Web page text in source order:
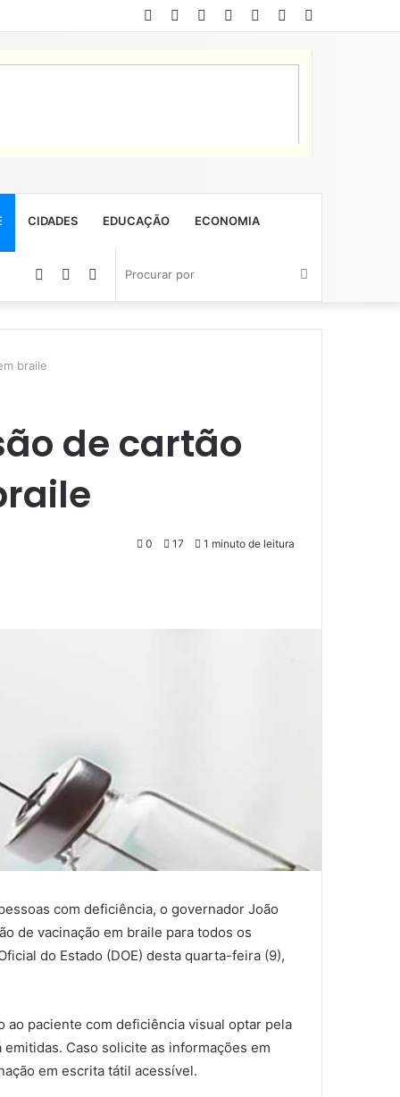
Artigo
aleatório
Entrar
Instagram
YouTube
Twitter
Facebook
CIDADES EDUCAÇÃO ECONOMIA
Procurar
por
Switch
skin
Barra
Lateral
Artigo
aleatório
braile
de cartão
0 17 1 minuto de leitura
com deficiência, o governador João
de vacinação em braile para todos os
do Estado (DOE) desta quarta-feira (9),
ao paciente com deficiência visual optar pela
Caso solicite as informações em
em escrita tátil acessível.